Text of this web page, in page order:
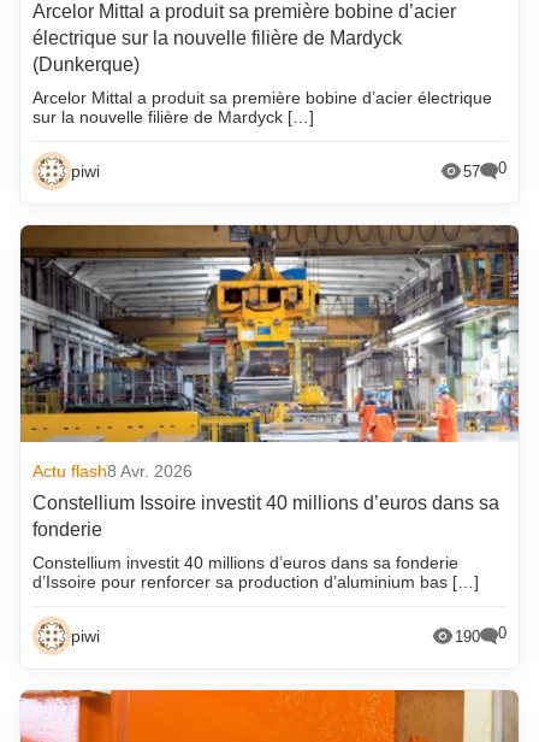
Arcelor Mittal a produit sa première bobine d’acier
électrique sur la nouvelle filière de Mardyck
(Dunkerque)
Arcelor Mittal a produit sa première bobine d’acier électrique
sur la nouvelle filière de Mardyck […]
piwi 57 0
Actu flash8 Avr. 2026
Constellium Issoire investit 40 millions d’euros dans sa
fonderie
Constellium investit 40 millions d’euros dans sa fonderie
d’Issoire pour renforcer sa production d’aluminium bas […]
piwi 190 0